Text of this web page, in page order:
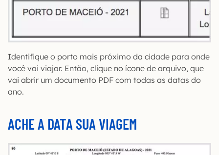
Identifique o porto mais próximo da cidade para onde
você vai viajar. Então, clique no ícone de arquivo, que
vai abrir um documento PDF com todas as datas do
ano.
ACHE A DATA SUA VIAGEM